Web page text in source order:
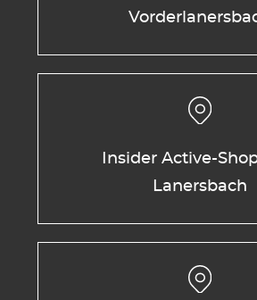
Insider Active-
Lanersbach